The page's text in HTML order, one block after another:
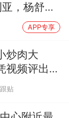
，杨舒予
APP专享
炒肉大
视频评出
贴